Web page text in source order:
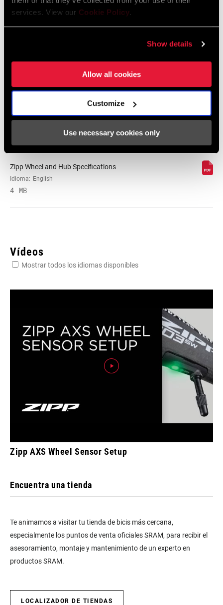
services. View our Cookie Policy.
Show details
Allow all cookies
Customize
Use necessary cookies only
Garantía SRAM y ZIPP
Especificaciones De Ajuste Del Cuadro
Zipp Wheel and Hub Specifications
Idioma: English
4 MB
Vídeos
Mostrar todos los idiomas disponibles
Zipp AXS Wheel Sensor Setup
Encuentra una tienda
Te animamos a visitar tu tienda de bicis más cercana,
especialmente los puntos de venta oficiales SRAM, para recibir el
asesoramiento, montaje y mantenimiento de un experto en
productos SRAM.
LOCALIZADOR DE TIENDAS